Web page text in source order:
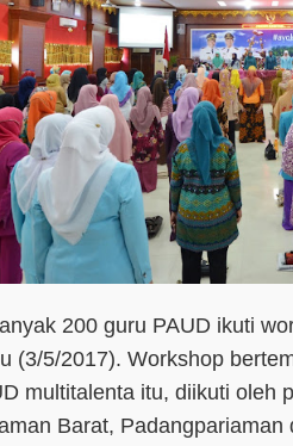
200 guru PAUD ikuti
(3/5/2017). Workshop
multitalenta itu, diikuti oleh
Barat,